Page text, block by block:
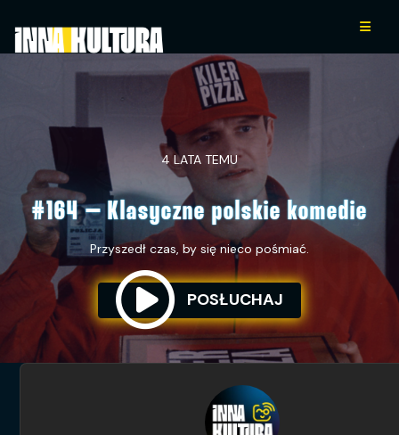
4 LATA TEMU
#164 – Klasyczne polskie komedie
Przyszedł czas, by się nieco pośmiać.
POSŁUCHAJ